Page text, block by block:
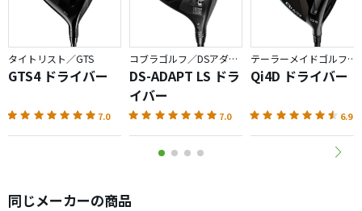
タイトリスト／GTS
GTS4 ドライバー
7.0
コブラゴルフ／DSアダプト
DS-ADAPT LS ドラ
イバー
7.0
テーラーメイドゴルフ／Qi4D
Qi4D ドライバー
6.9
同じメーカーの商品